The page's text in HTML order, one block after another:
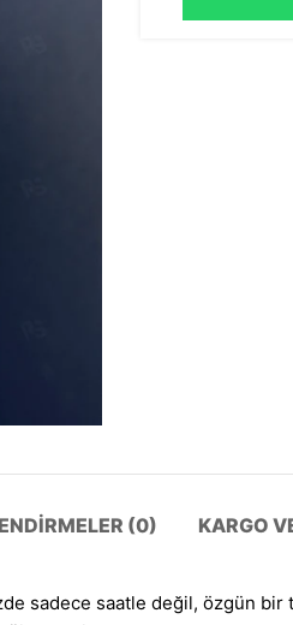
(0) KARGO
sadece saatle değil, özgün bir